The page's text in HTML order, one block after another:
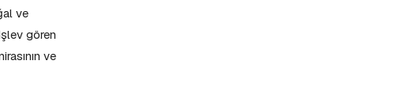
ve
gören
ve